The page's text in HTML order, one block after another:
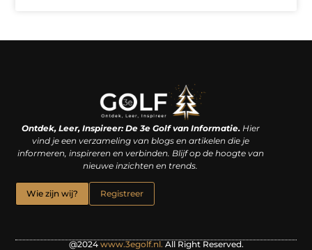
Ontdek, Leer, Inspireer: De 3e Golf van Informatie.Hier
vind je een verzameling van blogs en artikelen die je
informeren, inspireren en verbinden. Blijf op de hoogte van
nieuwe inzichten en trends.
Wie zijn wij? Registreer
@2024www.3egolf.nl.All Right Reserved.